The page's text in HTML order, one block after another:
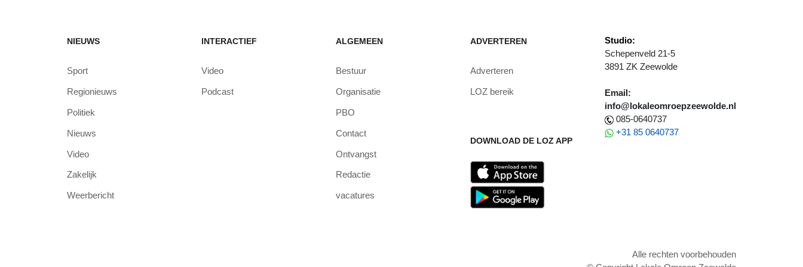
NIEUWS
Sport
Regionieuws
Politiek
Nieuws
Video
Zakelijk
Weerbericht
INTERACTIEF
Video
Podcast
ALGEMEEN
Bestuur
Organisatie
PBO
Contact
Ontvangst
Redactie
vacatures
ADVERTEREN
Adverteren
LOZ bereik
DOWNLOAD DE LOZ APP
Studio:
Schepenveld 21-5
3891 ZK Zeewolde
Email:
info@lokaleomroepzeewolde.nl
085-0640737
+31 85 0640737
Alle rechten voorbehouden